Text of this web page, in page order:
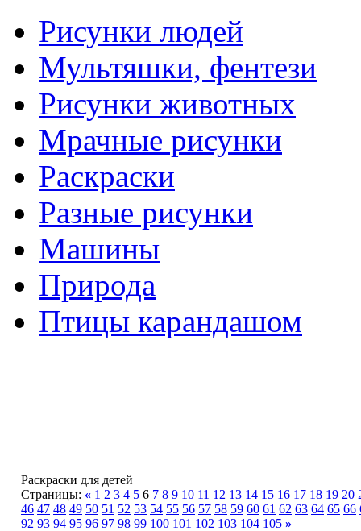
Рисунки людей
Мультяшки, фентези
Рисунки животных
Мрачные рисунки
Раскраски
Разные рисунки
Машины
Природа
Птицы карандашом
Раскраски для детей
Страницы: « 1 2 3 4 5 6 7 8 9 10 11 12 13 14 15 16 17 18 19 20
46 47 48 49 50 51 52 53 54 55 56 57 58 59 60 61 62 63 64 65 66
92 93 94 95 96 97 98 99 100 101 102 103 104 105 »